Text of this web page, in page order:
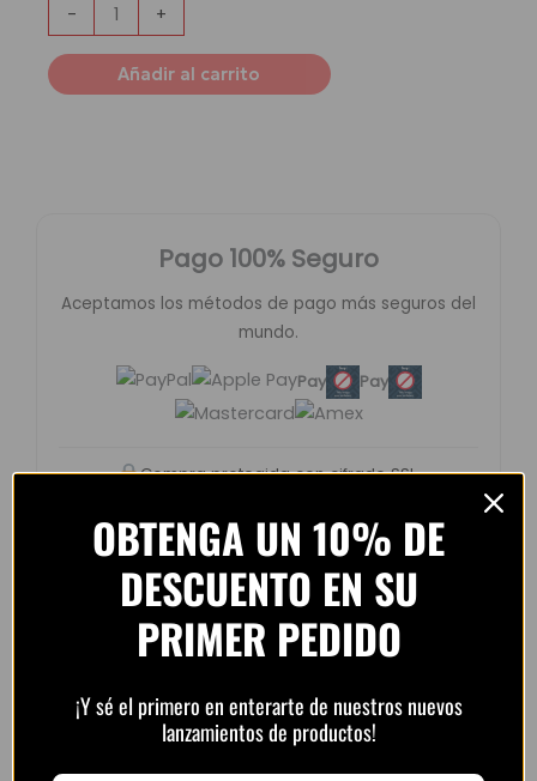
- +
Añadir al carrito
Pago 100% Seguro
Aceptamos los métodos de pago más seguros del
mundo.
Pay Pay
Compra protegida con cifrado SSL.
Opiniones de clientes –
PlayFutbol
4.8 / 5basado en1.240
opiniones
OBTENGA UN 10% DE
DESCUENTO EN SU
PRIMER PEDIDO
¡Y sé el primero en enterarte de nuestros nuevos
lanzamientos de productos!